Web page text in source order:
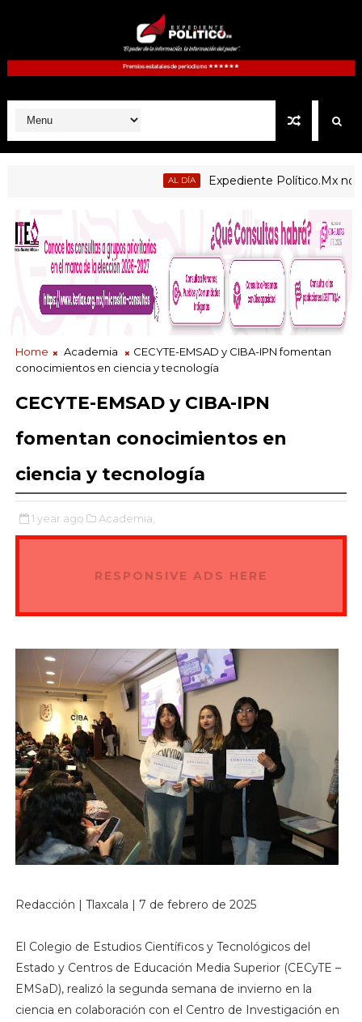
AL DÍA Expediente Político.Mx no. 1125
Home Academia
CECYTE-EMSAD y CIBA-IPN fomentan
conocimientos en ciencia y tecnología
CECYTE-EMSAD y CIBA-IPN
fomentan conocimientos en
ciencia y tecnología
1 year ago Academia,
RESPONSIVE ADS HERE
Redacción | Tlaxcala | 7 de febrero de 2025
El Colegio de Estudios Científicos y Tecnológicos del
Estado y Centros de Educación Media Superior (CECyTE –
EMSaD), realizó la segunda semana de invierno en la
ciencia en colaboración con el Centro de Investigación en